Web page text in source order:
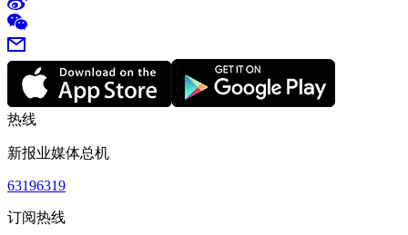
热线
新报业媒体总机
63196319
订阅热线